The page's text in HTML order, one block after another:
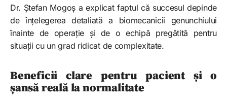
Dr. Ștefan Mogoș a explicat faptul că succesul depinde
de înțelegerea detaliată a biomecanicii genunchiului
înainte de operație și de o echipă pregătită pentru
situații cu un grad ridicat de complexitate.
Beneficii clare pentru pacient și o
șansă reală la normalitate